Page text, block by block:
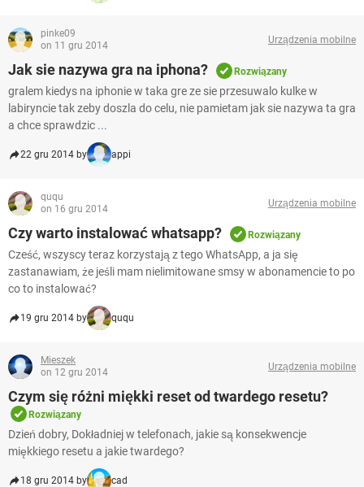
pinke09
on 11 gru 2014
Urządzenia mobilne
Jak sie nazywa gra na iphona? Rozwiązany
gralem kiedys na iphonie w taka gre ze sie przesuwalo kulke w
labiryncie tak zeby doszla do celu, nie pamietam jak sie nazywa ta gra
a chce sprawdzic ...
22 gru 2014 by appi
ququ
on 16 gru 2014
Urządzenia mobilne
Czy warto instalować whatsapp? Rozwiązany
Cześć, wszyscy teraz korzystają z tego WhatsApp, a ja się
zastanawiam, że jeśli mam nielimitowane smsy w abonamencie to po
co to instalować?
19 gru 2014 by ququ
Mieszek
on 12 gru 2014
Urządzenia mobilne
Czym się różni miękki reset od twardego resetu?
Rozwiązany
Dzień dobry, Dokładniej w telefonach, jakie są konsekwencje
miękkiego resetu a jakie twardego?
18 gru 2014 by cad